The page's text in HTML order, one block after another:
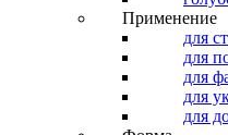
Применение
для
для
для
для
для